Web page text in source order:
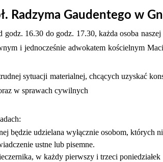
Radzyma Gaudentego w
16.30 do godz. 17.30, każda osoba
i jednocześnie adwokatem kościelnym
sytuacji materialnej, chcących uzyskać
w sprawach cywilnych
będzie udzielana wyłącznie osobom, których
ustne lub pisemne.
w każdy pierwszy i trzeci